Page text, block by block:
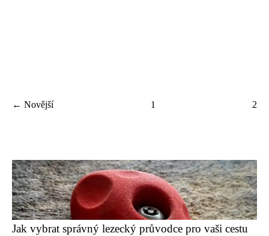
← Novější 1 2
Jak vybrat správný lezecký průvodce pro vaši cestu